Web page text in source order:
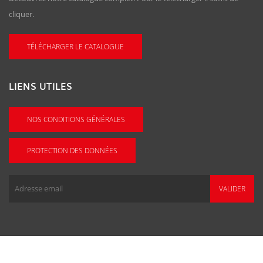
cliquer.
TÉLÉCHARGER LE CATALOGUE
LIENS UTILES
NOS CONDITIONS GÉNÉRALES
PROTECTION DES DONNÉES
VALIDER